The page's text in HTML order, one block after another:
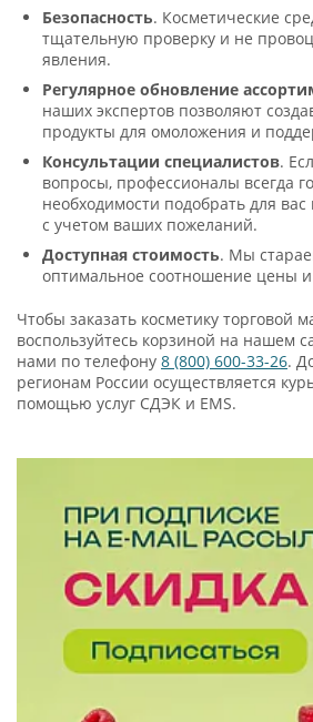
Безопасность. Косметические
тщательную проверку и не
явления.
Регулярное обновление
наших экспертов позволяют
продукты для омоложения и
Консультации специалистов.
вопросы, профессионалы всегда
необходимости подобрать для
с учетом ваших пожеланий.
Доступная стоимость. Мы
оптимальное соотношение цены и
Чтобы заказать косметику торговой
воспользуйтесь корзиной на нашем
нами по телефону 8 (800) 600-33-26.
регионам России осуществляется
помощью услуг СДЭК и EMS.